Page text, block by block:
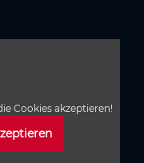
Cookies akzeptieren!